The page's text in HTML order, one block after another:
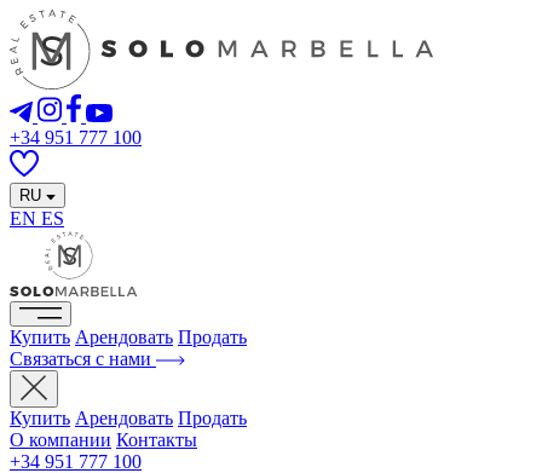
+34 951 777 100
RU
EN ES
Купить Арендовать Продать
Связаться с нами
Купить Арендовать Продать
О компании Контакты
+34 951 777 100